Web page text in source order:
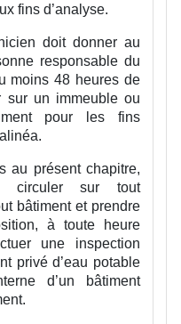
fins d’analyse.
doit donner au
responsable du
moins 48 heures de
sur un immeuble ou
pour les fins
au présent chapitre,
circuler sur tout
bâtiment et prendre
à toute heure
une inspection
privé d’eau potable
d’un bâtiment